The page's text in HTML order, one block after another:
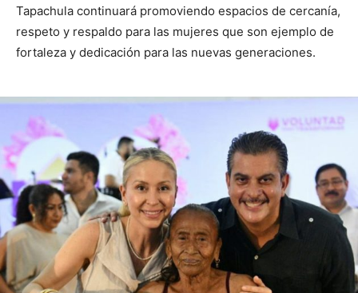
Tapachula continuará promoviendo espacios de cercanía,
respeto y respaldo para las mujeres que son ejemplo de
fortaleza y dedicación para las nuevas generaciones.